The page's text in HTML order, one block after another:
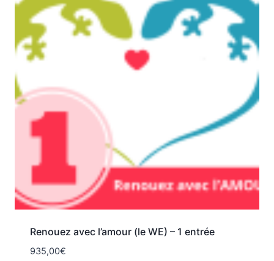
Renouez avec l’amour (le WE) – 1 entrée
935,00€